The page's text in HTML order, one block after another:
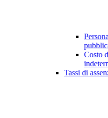
Costo
Tassi di